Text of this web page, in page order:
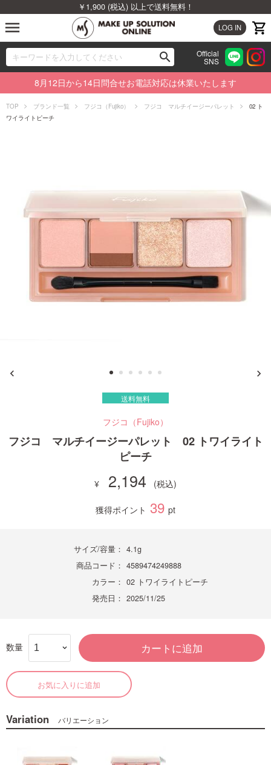
￥1,900 (税込) 以上で送料無料！
LOG IN
menu
search
00
Official
SNS
ブランドから探す
カテゴリから探す
特集から探す
ビューティジャーナルから探す
ご利用ガイド
8月12日から14日問合せお電話対応は休業いたします
TOP ブランド一覧 フジコ（Fujiko） フジコ マルチイージーパレット
02 ト
ワイライトピーチ
送料無料
フジコ（Fujiko）
フジコ マルチイージーパレット 02 トワイライト
ピーチ
2,194
獲得ポイント 39 pt
サイズ/容量： 4.1g
商品コード： 4589474249888
カラー： 02 トワイライトピーチ
発売日： 2025/11/25
数量 カートに追加
お気に入りに追加
Variation バリエーション